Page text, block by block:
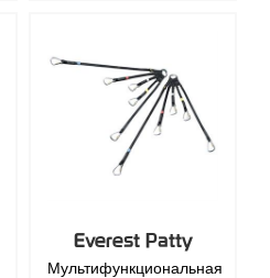
Everest Patty
Мультифункциональная